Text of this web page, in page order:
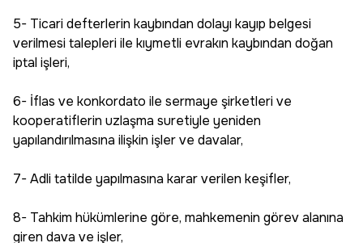
5- Ticari defterlerin kaybından dolayı kayıp belgesi
verilmesi talepleri ile kıymetli evrakın kaybından doğan
iptal işleri,
6- İflas ve konkordato ile sermaye şirketleri ve
kooperatiflerin uzlaşma suretiyle yeniden
yapılandırılmasına ilişkin işler ve davalar,
7- Adli tatilde yapılmasına karar verilen keşifler,
8- Tahkim hükümlerine göre, mahkemenin görev alanına
giren dava ve işler,